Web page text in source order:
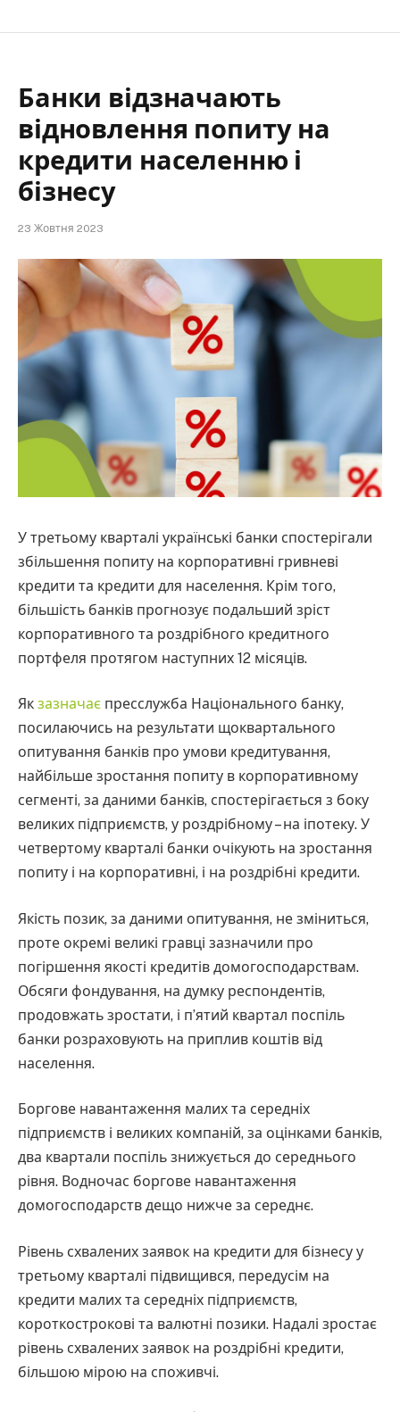
Банки відзначають
відновлення попиту на
кредити населенню і
бізнесу
23 Жовтня 2023
У третьому кварталі українські банки спостерігали
збільшення попиту на корпоративні гривневі
кредити та кредити для населення. Крім того,
більшість банків прогнозує подальший зріст
корпоративного та роздрібного кредитного
портфеля протягом наступних 12 місяців.
Як зазначає пресслужба Національного банку,
посилаючись на результати щоквартального
опитування банків про умови кредитування,
найбільше зростання попиту в корпоративному
сегменті, за даними банків, спостерігається з боку
великих підприємств, у роздрібному – на іпотеку. У
четвертому кварталі банки очікують на зростання
попиту і на корпоративні, і на роздрібні кредити.
Якість позик, за даними опитування, не зміниться,
проте окремі великі гравці зазначили про
погіршення якості кредитів домогосподарствам.
Обсяги фондування, на думку респондентів,
продовжать зростати, і п’ятий квартал поспіль
банки розраховують на приплив коштів від
населення.
Боргове навантаження малих та середніх
підприємств і великих компаній, за оцінками банків,
два квартали поспіль знижується до середнього
рівня. Водночас боргове навантаження
домогосподарств дещо нижче за середнє.
Рівень схвалених заявок на кредити для бізнесу у
третьому кварталі підвищився, передусім на
кредити малих та середніх підприємств,
короткострокові та валютні позики. Надалі зростає
рівень схвалених заявок на роздрібні кредити,
більшою мірою на споживчі.